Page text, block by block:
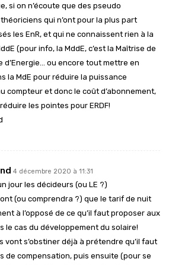
si on n’écoute que des pseudo
qui n’ont pour la plus part
les EnR, et qui ne connaissent rien à la
(pour info, la MddE, c’est la Maîtrise de
d’Energie… ou encore tout mettre en
la MdE pour réduire la puissance
compteur et donc le coût d’abonnement,
les pointes pour ERDF!
4 décembre 2020 à 11:31
jour les décideurs (ou LE ?)
(ou comprendra ?) que le tarif de nuit
à l’opposé de ce qu’il faut proposer aux
le cas du développement du solaire!
vont s’obstiner déjà à prétendre qu’il faut
de compensation, puis ensuite (pour se